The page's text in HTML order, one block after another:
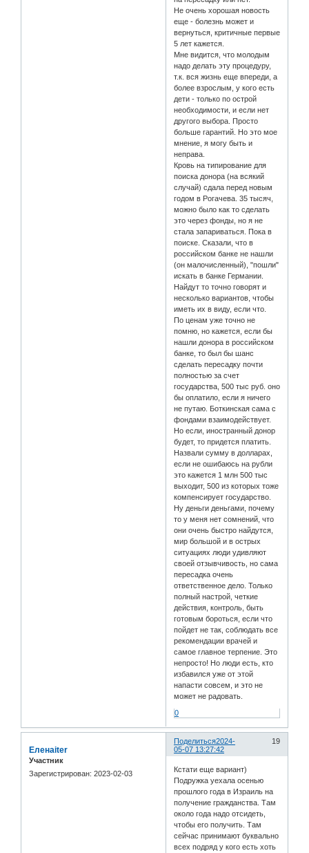
Не очень хорошая новость
еще - болезнь может и
вернуться, критичные первые
5 лет кажется.
Мне видится, что молодым
надо делать эту процедуру,
т.к. вся жизнь еще впереди, а
более взрослым, у кого есть
дети - только по острой
необходимости, и если нет
другого выбора. Просто
больше гарантий. Но это мое
мнение, я могу быть и
неправа.
Кровь на типирование для
поиска донора (на всякий
случай) сдала перед новым
годом в Рогачева. 35 тысяч,
можно было как то сделать
это через фонды, но я не
стала запариваться. Пока в
поиске. Сказали, что в
российском банке не нашли
(он малочисленный), "пошли"
искать в банке Германии.
Найдут то точно говорят и
несколько вариантов, чтобы
иметь их в виду, если что.
По ценам уже точно не
помню, но кажется, если бы
нашли донора в российском
банке, то был бы шанс
сделать пересадку почти
полностью за счет
государства, 500 тыс руб. оно
бы оплатило, если я ничего
не путаю. Боткинская сама с
фондами взаимодействует.
Но если, иностранный донор
будет, то придется платить.
Назвали сумму в долларах,
если не ошибаюсь на рубли
это кажется 1 млн 500 тыс
выходит, 500 из которых тоже
компенсирует государство.
Ну деньги деньгами, почему
то у меня нет сомнений, что
они очень быстро найдутся,
мир большой и в острых
ситуациях люди удивляют
своей отзывчивость, но сама
пересадка очень
ответственное дело. Только
полный настрой, четкие
действия, контроль, быть
готовым бороться, если что
пойдет не так, соблюдать все
рекомендации врачей и
самое главное терпение. Это
непросто! Но люди есть, кто
избавился уже от этой
напасти совсем, и это не
может не радовать.
0
Поделиться 19
2024-
05-07 13:27:42
Еленаiter
Участник
Зарегистрирован: 2023-02-03
Кстати еще вариант)
Подружка уехала осенью
прошлого года в Израиль на
получение гражданства. Там
около года надо отсидеть,
чтобы его получить. Там
сейчас принимают буквально
всех подряд у кого есть хоть